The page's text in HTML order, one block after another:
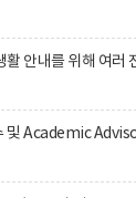
활 안내를 위해 여러
및 Academic